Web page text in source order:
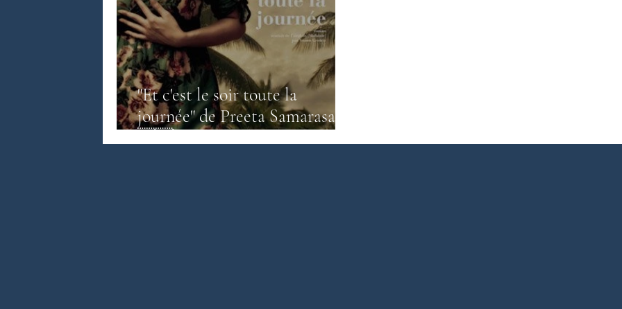
Littérature malayalam Littérature pendjabi
Littérature anglo-saxonne Littérature du Bangladesh
Littérature sri-lankaise Contes
"Et c'est le soir toute la
journée" de Preeta Samarasan